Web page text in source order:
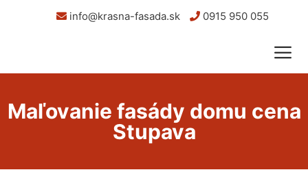
info@krasna-fasada.sk 0915 950 055
Maľovanie fasády domu cena
Stupava